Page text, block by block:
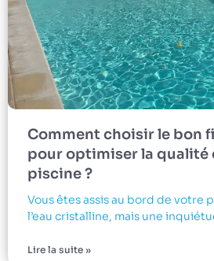
Comment choisir le bon
pour optimiser la qualité
piscine ?
Vous êtes assis au bord de votre
l’eau cristalline, mais une
Lire la suite »